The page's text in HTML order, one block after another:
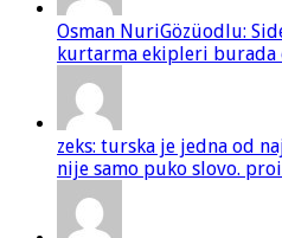
Osman NuriGözüodlu:
kurtarma ekipleri burada
zeks: turska je jedna od
nije samo puko slovo.